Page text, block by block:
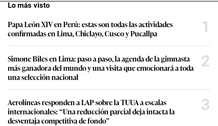
Lo más visto
Papa León XIV en Perú: estas son todas las actividades
confirmadas en Lima, Chiclayo, Cusco y Pucallpa
1
Simone Biles en Lima: paso a paso, la agenda de la gimnasta
más ganadora del mundo y una visita que emocionará a toda
una selección nacional
2
Aerolíneas responden a LAP sobre la TUUA a escalas
internacionales: “Una reducción parcial deja intacta la
desventaja competitiva de fondo”
3